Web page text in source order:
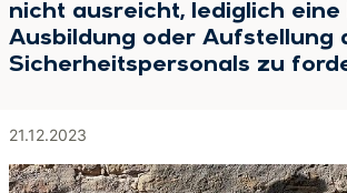
nicht ausreicht, lediglich eine
Ausbildung oder Aufstellung
Sicherheitspersonals zu
21.12.2023